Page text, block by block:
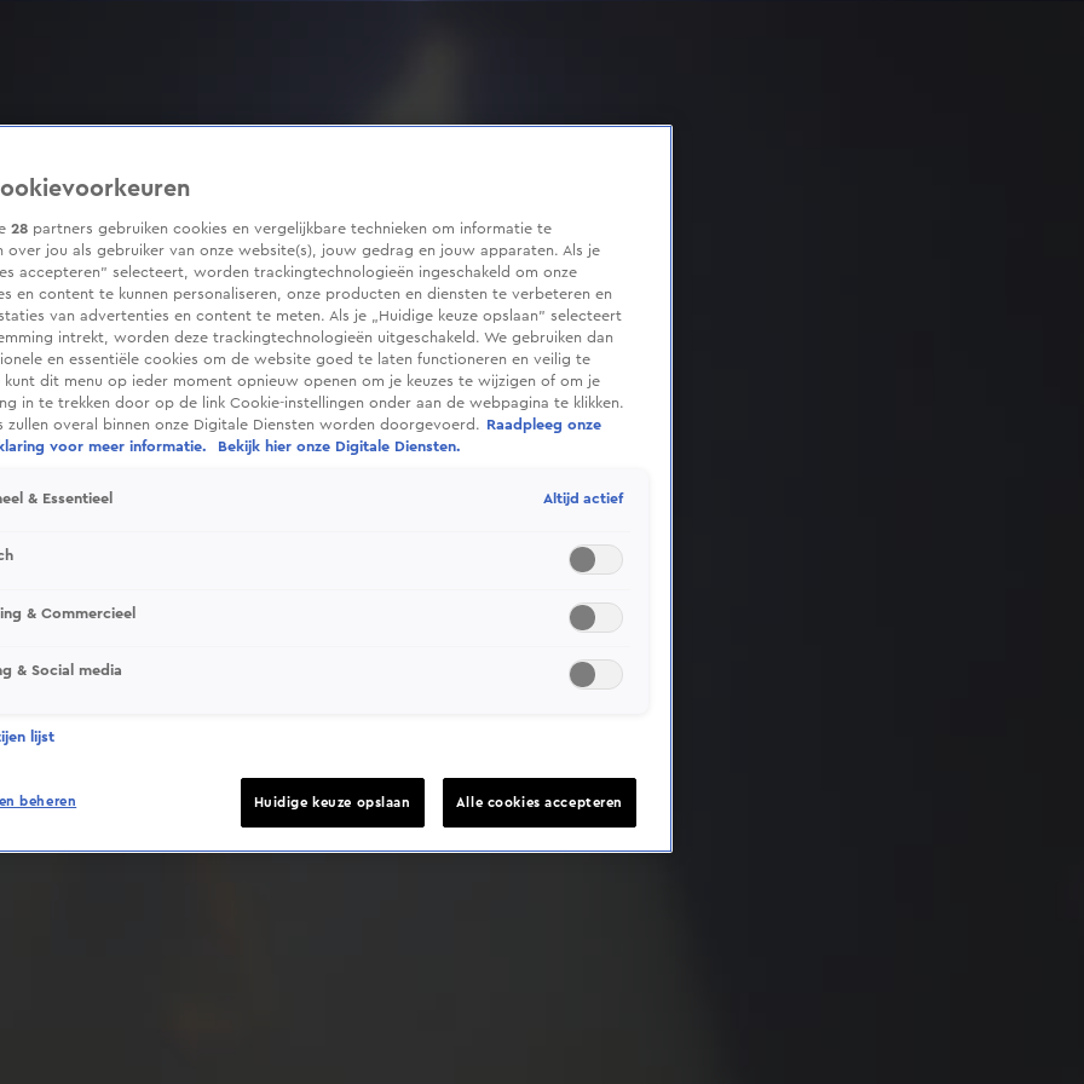
Deze video is niet beschikbaar op je huidige locatie
28 partners gebruiken cookies en vergelijkbare technieken om informatie te
over jou als gebruiker van onze website(s), jouw gedrag en jouw apparaten. Als je
accepteren” selecteert, worden trackingtechnologieën ingeschakeld om onze
en content te kunnen personaliseren, onze producten en diensten te verbeteren en
van advertenties en content te meten. Als je „Huidige keuze opslaan” selecteert
intrekt, worden deze trackingtechnologieën uitgeschakeld. We gebruiken dan
en essentiële cookies om de website goed te laten functioneren en veilig te
kunt dit menu op ieder moment opnieuw openen om je keuzes te wijzigen of om je
in te trekken door op de link Cookie-instellingen onder aan de webpagina te klikken.
zullen overal binnen onze Digitale Diensten worden doorgevoerd.
Raadpleeg onze
voor meer informatie.
Bekijk hier onze Digitale Diensten.
& Essentieel Altijd actief
& Commercieel
& Social media
lijst
beheren Huidige keuze opslaan Alle cookies accepteren